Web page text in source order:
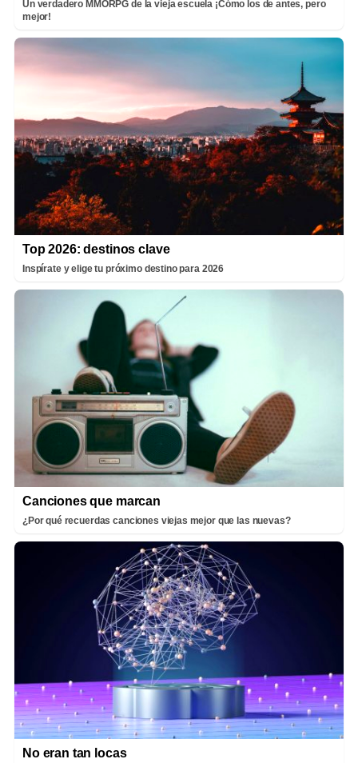
Un verdadero MMORPG de la vieja escuela ¡Cómo los de antes, pero
mejor!
Top 2026: destinos clave
Inspírate y elige tu próximo destino para 2026
Canciones que marcan
¿Por qué recuerdas canciones viejas mejor que las nuevas?
No eran tan locas